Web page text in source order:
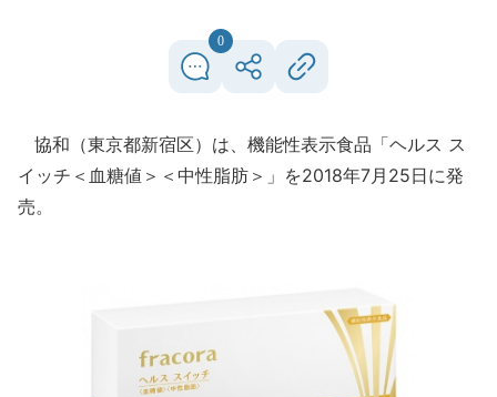
0
協和（東京都新宿区）は、機能性表示食品「ヘルス ス
イッチ＜血糖値＞＜中性脂肪＞」を2018年7月25日に発
売。